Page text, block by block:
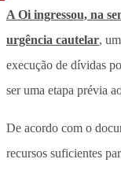
A Oi ingressou, na
urgência cautelar,
execução de dívidas
ser uma etapa prévia
De acordo com o
recursos suficientes